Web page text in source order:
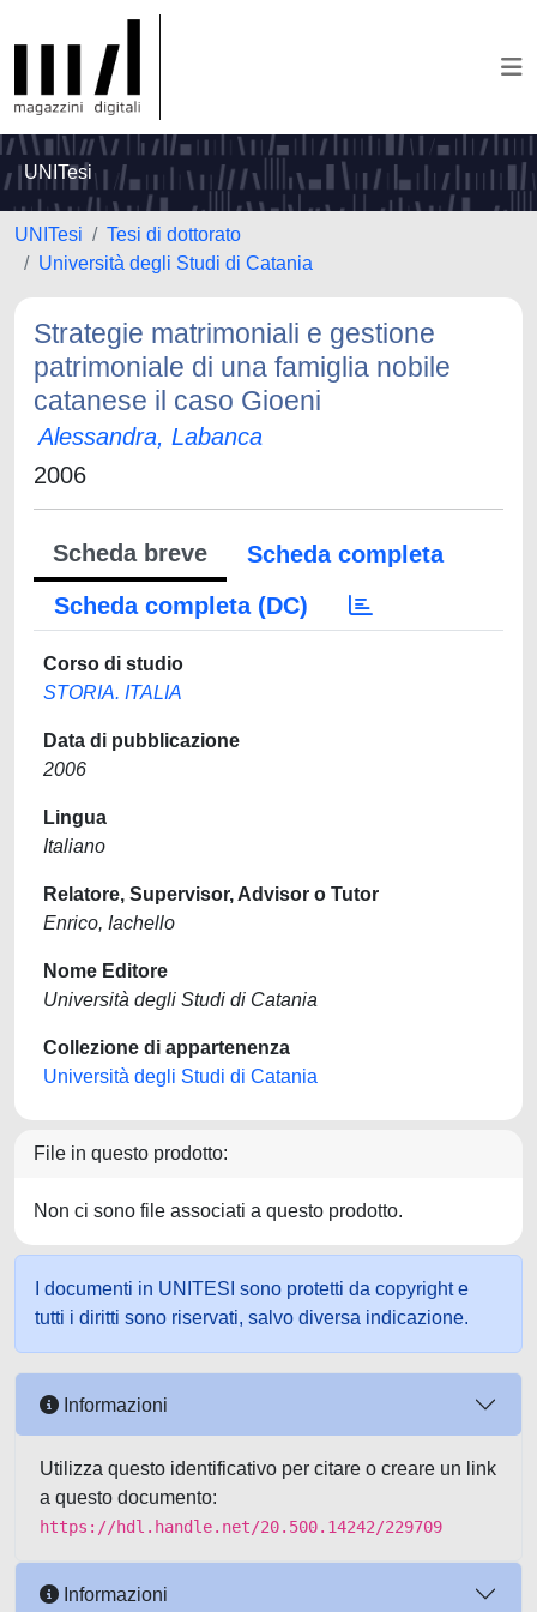
UNITesi
UNITesi
Tesi di dottorato
Università degli Studi di Catania
Strategie matrimoniali e gestione
patrimoniale di una famiglia nobile
catanese il caso Gioeni
Alessandra, Labanca
2006
Scheda breve
Scheda completa
Scheda completa (DC)
Corso di studio
STORIA. ITALIA
Data di pubblicazione
2006
Lingua
Italiano
Relatore, Supervisor, Advisor o Tutor
Enrico, Iachello
Nome Editore
Università degli Studi di Catania
Collezione di appartenenza
Università degli Studi di Catania
File in questo prodotto:
Non ci sono file associati a questo prodotto.
I documenti in UNITESI sono protetti da copyright e
tutti i diritti sono riservati, salvo diversa indicazione.
Informazioni
Utilizza questo identificativo per citare o creare un link
a questo documento:
https://hdl.handle.net/20.500.14242/229709
Informazioni